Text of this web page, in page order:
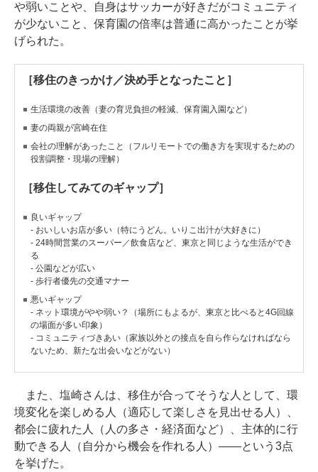
や弱いことや、自身はサッカーが好きだがコミュニティ
が少ないこと、保育園の倍率は普通に高かったことが挙
げられた。
［移住のきっかけ／決め手となったこと］
生活環境の改善（妻の育児負担の軽減、保育園入園など）
妻の両親が宮崎在住
会社の理解があったこと（フルリモートでの働き方を実現するための
役割調整・現場の理解）
［移住してみてのギャップ］
良いギャップ
- おいしいお店が多い（特にうどん。いりこ出汁が大好きに）
- 24時間営業のスーパー／飲食店など、東京と同じような生活ができ
る
- 公園などが広い
- 歩行者優先の交通マナー
悪いギャップ
- ネット環境がやや弱い？（場所にもよるが、東京と比べると4G回線
の場面が多い印象）
- コミュニティづきあい（家族以外との接点を自ら作らなければなら
ないため、新たな出会いなどがない）
また、塩崎さんは、移住が合ってそうな人として、環
境変化を楽しめる人（適応して楽しさを見出せる人）、
都会に疲れた人（人の多さ・経済面など）、主体的に行
動できる人（自分から機会を作れる人）――という3点
を挙げた。